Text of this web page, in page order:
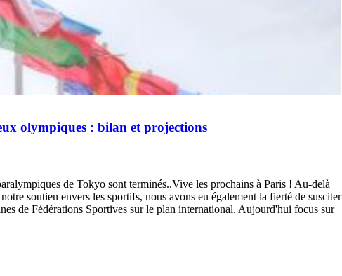
olympiques : bilan et projections
de Tokyo sont terminés..Vive les prochains à Paris ! Au-delà
soutien envers les sportifs, nous avons eu également la fierté de susciter
de Fédérations Sportives sur le plan international. Aujourd'hui focus sur